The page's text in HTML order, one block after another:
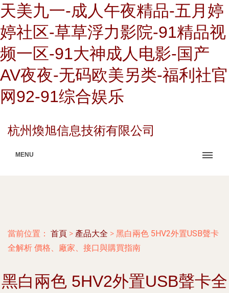
天美九一-成人午夜精品-五月婷
婷社区-草草浮力影院-91精品视
频一区-91大神成人电影-国产
AV夜夜-无码欧美另类-福利社官
网92-91综合娱乐
杭州煥旭信息技術有限公司
MENU
當前位置： 首頁 > 產品大全 > 黑白兩色 5HV2外置USB聲卡
全解析 價格、廠家、接口與購買指南
黑白兩色 5HV2外置USB聲卡全